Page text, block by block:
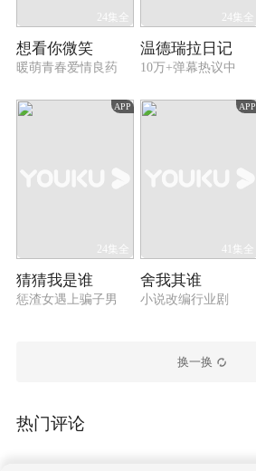
24集全
想看你微笑
暖萌青春爱情良药
24集全
温德瑞拉日记
10万+弹幕热议中
APP
24集全
猜猜我是谁
惩渣女遇上骗子男
APP
41集全
舍我其谁
小说改编行业剧
换一换
热门评论